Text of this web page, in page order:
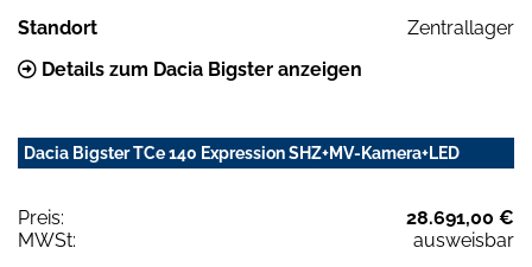
Standort
Zentrallager
Details zum Dacia Bigster anzeigen
Dacia Bigster TCe 140 Expression SHZ+MV-Kamera+LED
Preis:
28.691,00 €
MWSt:
ausweisbar